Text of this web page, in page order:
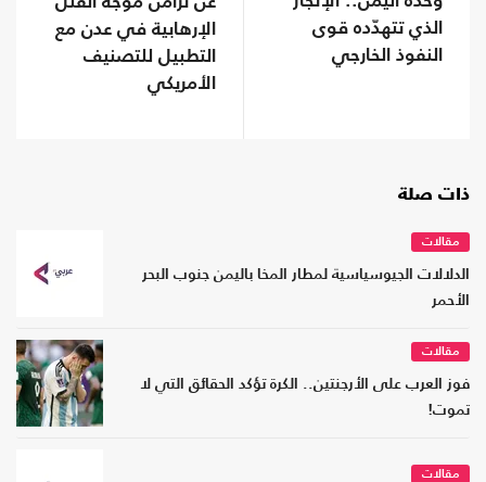
الذي تتهدّده قوى
النفوذ الخارجي
الإرهابية في عدن مع
التطبيل للتصنيف
الأمريكي
ذات صلة
مقالات
الدلالات الجيوسياسية لمطار المخا باليمن جنوب البحر
الأحمر
مقالات
فوز العرب على الأرجنتين.. الكرة تؤكد الحقائق التي لا
تموت!
مقالات